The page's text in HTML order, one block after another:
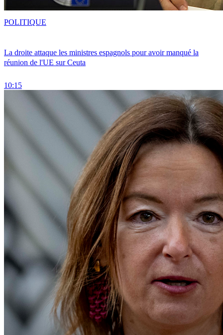
La droite attaque les ministres espagnols pour avoir manqué la
réunion de l'UE sur Ceuta
10:15
POLITIQUE